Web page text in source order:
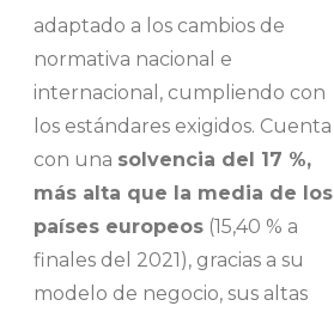
adaptado a los cambios de
normativa nacional e
internacional, cumpliendo con
los estándares exigidos. Cuenta
con una solvencia del 17 %,
más alta que la media de los
países europeos (15,40 % a
finales del 2021), gracias a su
modelo de negocio, sus altas